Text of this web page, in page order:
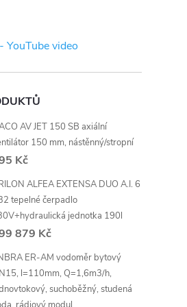
YouTube video
AV JET 150 SB axiální
150 mm, nástěnný/stropní
Kč
ALFEA EXTENSA DUO A.I. 6
tepelné čerpadlo
jednotka 190l
879 Kč
ER-AM vodoměr bytový
l=110mm, Q=1,6m3/h,
suchoběžný, studená